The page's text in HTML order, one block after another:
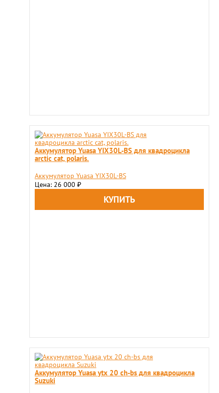
Аккумулятор Yuasa YIX30L-BS для квадроцикла
arctic cat, polaris.
Аккумулятор Yuasa YIX30L-BS
Цена: 26 000 ₽
Аккумулятор Yuasa ytx 20 ch-bs для квадроцикла
Suzuki